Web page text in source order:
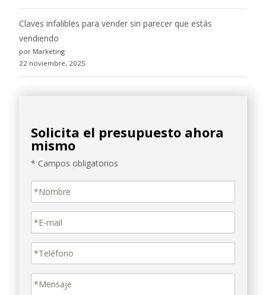
Claves infalibles para vender sin parecer que estás
vendiendo
por Marketing
22 noviembre, 2025